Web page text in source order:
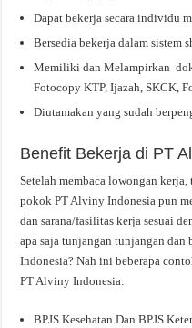
Dapat bekerja secara individu
Bersedia bekerja dalam sistem
Memiliki dan Melampirkan
Fotocopy KTP, Ijazah, SKCK,
Diutamakan yang sudah
Benefit Bekerja di PT
Setelah membaca lowongan
pokok PT Alviny Indonesia pun
dan sarana/fasilitas kerja sesuai
apa saja tunjangan tunjangan
Indonesia? Nah ini beberapa
PT Alviny Indonesia:
BPJS Kesehatan Dan BPJS